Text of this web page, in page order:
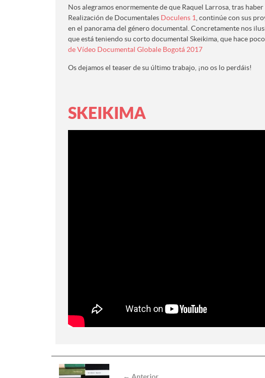
Nos alegramos enormemente de que Raquel Larrosa, tras
Realización de Documentales Doculens 1 , continúe con sus
en el panorama del género documental. Concretamente nos
que está teniendo su corto documental Skeikima, que hace
de Vídeo Documental Globale Bogotá 2017
Os dejamos el teaser de su último trabajo, ¡no os lo perdáis!
SKEIKIMA